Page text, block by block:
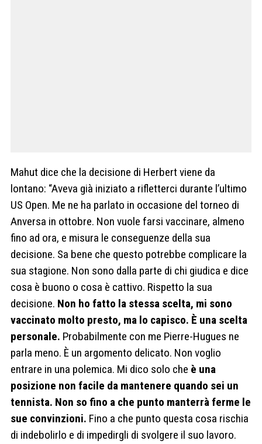
Mahut dice che la decisione di Herbert viene da
lontano: “Aveva già iniziato a rifletterci durante l’ultimo
US Open. Me ne ha parlato in occasione del torneo di
Anversa in ottobre. Non vuole farsi vaccinare, almeno
fino ad ora, e misura le conseguenze della sua
decisione. Sa bene che questo potrebbe complicare la
sua stagione. Non sono dalla parte di chi giudica e dice
cosa è buono o cosa è cattivo. Rispetto la sua
decisione. Non ho fatto la stessa scelta, mi sono
vaccinato molto presto, ma lo capisco. È una scelta
personale. Probabilmente con me Pierre-Hugues ne
parla meno. È un argomento delicato. Non voglio
entrare in una polemica. Mi dico solo che è una
posizione non facile da mantenere quando sei un
tennista. Non so fino a che punto manterrà ferme le
sue convinzioni. Fino a che punto questa cosa rischia
di indebolirlo e di impedirgli di svolgere il suo lavoro.